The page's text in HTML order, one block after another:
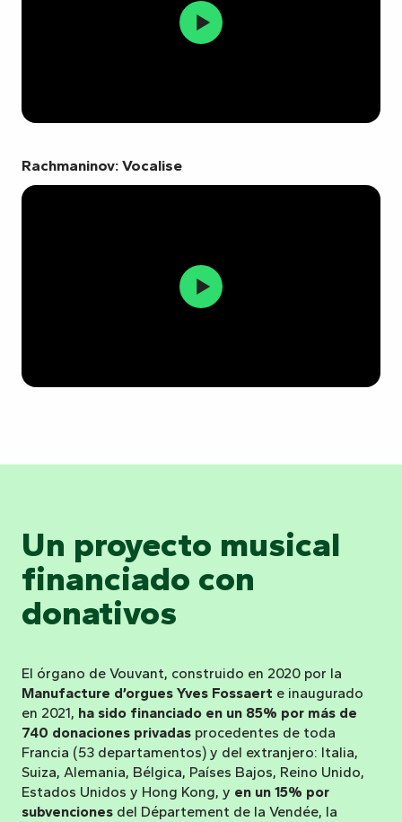
Rachmaninov: Vocalise
Un proyecto musical
financiado con
donativos
El órgano de Vouvant, construido en 2020 por la
Manufacture d’orgues Yves Fossaert e inaugurado
en 2021, ha sido financiado en un 85% por más de
740 donaciones privadas procedentes de toda
Francia (53 departamentos) y del extranjero: Italia,
Suiza, Alemania, Bélgica, Países Bajos, Reino Unido,
Estados Unidos y Hong Kong, y en un 15% por
subvenciones del Département de la Vendée, la